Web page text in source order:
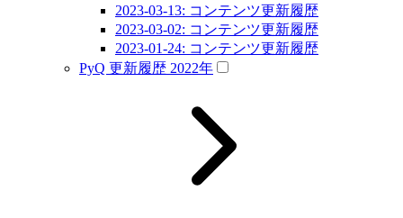
2023-03-13: コンテンツ更新履歴
2023-03-02: コンテンツ更新履歴
2023-01-24: コンテンツ更新履歴
PyQ 更新履歴 2022年